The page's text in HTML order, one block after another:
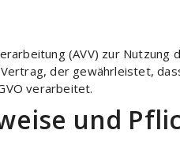
(AVV) zur
der gewährleistet,
verarbeitet.
und